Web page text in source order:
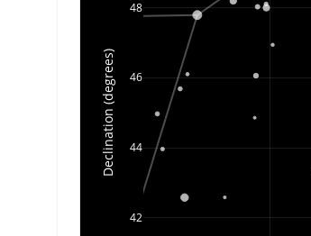
42
44
46
48
Declination (degrees)